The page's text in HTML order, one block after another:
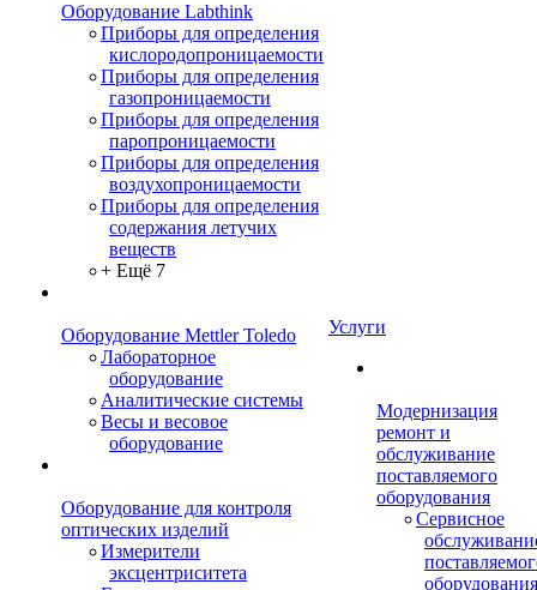
Оборудование Labthink
Приборы для определения
кислородопроницаемости
Приборы для определения
газопроницаемости
Приборы для определения
паропроницаемости
Приборы для определения
воздухопроницаемости
Приборы для определения
содержания летучих
веществ
+ Ещё 7
Оборудование Mettler Toledo
Лабораторное
оборудование
Аналитические системы
Весы и весовое
оборудование
Оборудование для контроля
оптических изделий
Измерители
эксцентриситета
Услуги
Модернизация
ремонт и
обслуживание
поставляемого
оборудования
Сервисное
оборудования